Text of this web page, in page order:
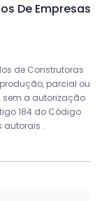
De Empresas
de Construtoras
parcial ou
sem a autorização
184 do Código
autorais .